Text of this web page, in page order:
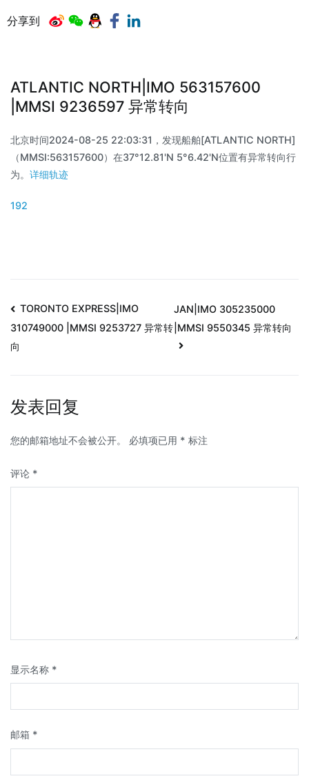
分享到
ATLANTIC NORTH|IMO 563157600
|MMSI 9236597 异常转向
北京时间2024-08-25 22:03:31，发现船舶[ATLANTIC NORTH]
（MMSI:563157600）在37°12.81'N 5°6.42'N位置有异常转向行
为。 详细轨迹
192
TORONTO EXPRESS|IMO
310749000 |MMSI 9253727 异常转
向
JAN|IMO 305235000
|MMSI 9550345 异常转向
发表回复
您的邮箱地址不会被公开。 必填项已用 * 标注
评论 *
显示名称 *
邮箱 *